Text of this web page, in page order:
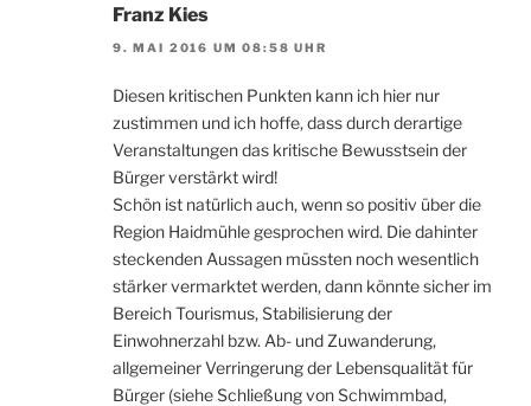
Franz Kies
9. MAI 2016 UM 08:58 UHR
Diesen kritischen Punkten kann ich hier nur
zustimmen und ich hoffe, dass durch derartige
Veranstaltungen das kritische Bewusstsein der
Bürger verstärkt wird!
Schön ist natürlich auch, wenn so positiv über die
Region Haidmühle gesprochen wird. Die dahinter
steckenden Aussagen müssten noch wesentlich
stärker vermarktet werden, dann könnte sicher im
Bereich Tourismus, Stabilisierung der
Einwohnerzahl bzw. Ab- und Zuwanderung,
allgemeiner Verringerung der Lebensqualität für
Bürger (siehe Schließung von Schwimmbad,